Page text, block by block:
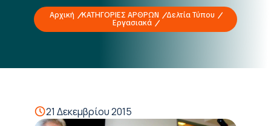
Αρχική ΚΑΤΗΓΟΡΙΕΣ ΑΡΘΡΩΝ
Δελτία Τύπου
Εργασιακά
21 Δεκεμβρίου 2015